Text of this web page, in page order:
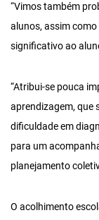
“Vimos também
alunos, assim
significativo ao
“Atribui-se pouca
aprendizagem, que
dificuldade em
para um
planejamento
O acolhimento